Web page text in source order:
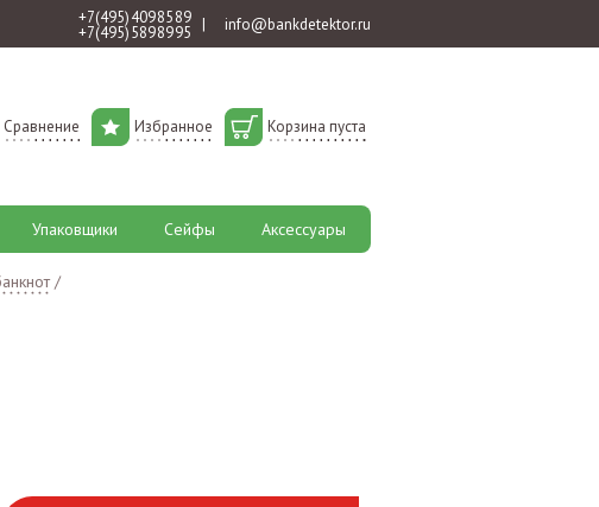
+7 (495) 409 85 89
+7 (495) 589 89 95 | info@bankdetektor.ru
Сравнение Избранное Корзина пуста
Упаковщики Сейфы Аксессуары
/